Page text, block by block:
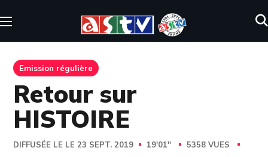
Emission régulière
Retour sur
HISTOIRE
DIFFUSÉE LE LE 23 SEPT. 2019 19'01''
5358 VUES